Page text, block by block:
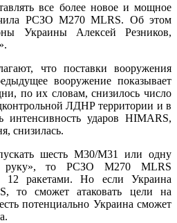
все более новое и мощное
РСЗО M270 MLRS. Об этом
Украины Алексей Резников,
что поставки вооружения
вооружение показывает
по их словам, снизилось число
ЛДНР территории и в
ударов HIMARS,
снизилась.
шесть М30/М31 или одну
то РСЗО M270 MLRS
12 ракетами. Но если Украина
то сможет атаковать цели на
потенциально Украина сможет